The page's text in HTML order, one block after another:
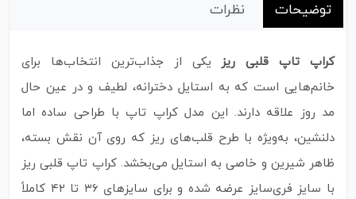
توضیحات نظرات
کراپ تاپ قلبی ریزیکی از جذاب‌ترین انتخاب‌ها برای
خانم‌هایی است که به استایل دخترانه، لطیف و در عین حال
مد روز علاقه دارند. این مدل کراپ تاپ با طراحی ساده اما
دلنشین، به‌ویژه با طرح قلب‌های ریز که روی آن نقش بسته،
ظاهر شیرین و خاصی به استایل می‌بخشد. کراپ تاپ قلبی ریز
با سایز فری‌سایز عرضه شده و برای سایزهای ۳۶ تا ۴۲ کاملاً